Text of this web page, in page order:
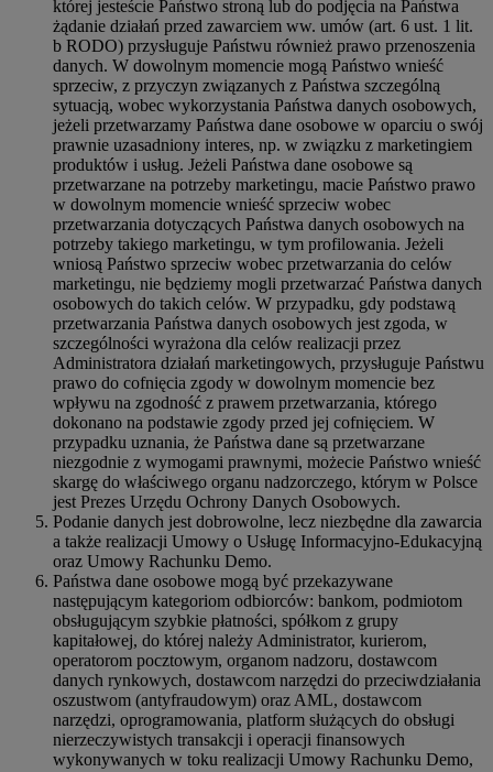
której jesteście Państwo stroną lub do podjęcia na Państwa
żądanie działań przed zawarciem ww. umów (art. 6 ust. 1 lit.
b RODO) przysługuje Państwu również prawo przenoszenia
danych. W dowolnym momencie mogą Państwo wnieść
sprzeciw, z przyczyn związanych z Państwa szczególną
sytuacją, wobec wykorzystania Państwa danych osobowych,
jeżeli przetwarzamy Państwa dane osobowe w oparciu o swój
prawnie uzasadniony interes, np. w związku z marketingiem
produktów i usług. Jeżeli Państwa dane osobowe są
przetwarzane na potrzeby marketingu, macie Państwo prawo
w dowolnym momencie wnieść sprzeciw wobec
przetwarzania dotyczących Państwa danych osobowych na
potrzeby takiego marketingu, w tym profilowania. Jeżeli
wniosą Państwo sprzeciw wobec przetwarzania do celów
marketingu, nie będziemy mogli przetwarzać Państwa danych
osobowych do takich celów. W przypadku, gdy podstawą
przetwarzania Państwa danych osobowych jest zgoda, w
szczególności wyrażona dla celów realizacji przez
Administratora działań marketingowych, przysługuje Państwu
prawo do cofnięcia zgody w dowolnym momencie bez
wpływu na zgodność z prawem przetwarzania, którego
dokonano na podstawie zgody przed jej cofnięciem. W
przypadku uznania, że Państwa dane są przetwarzane
niezgodnie z wymogami prawnymi, możecie Państwo wnieść
skargę do właściwego organu nadzorczego, którym w Polsce
jest Prezes Urzędu Ochrony Danych Osobowych.
Podanie danych jest dobrowolne, lecz niezbędne dla zawarcia
a także realizacji Umowy o Usługę Informacyjno-Edukacyjną
oraz Umowy Rachunku Demo.
Państwa dane osobowe mogą być przekazywane
następującym kategoriom odbiorców: bankom, podmiotom
obsługującym szybkie płatności, spółkom z grupy
kapitałowej, do której należy Administrator, kurierom,
operatorom pocztowym, organom nadzoru, dostawcom
danych rynkowych, dostawcom narzędzi do przeciwdziałania
oszustwom (antyfraudowym) oraz AML, dostawcom
narzędzi, oprogramowania, platform służących do obsługi
nierzeczywistych transakcji i operacji finansowych
wykonywanych w toku realizacji Umowy Rachunku Demo,